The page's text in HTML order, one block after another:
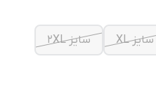
سایز XL
سایز 2XL